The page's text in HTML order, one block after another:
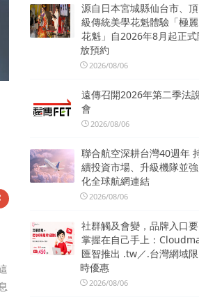
源自日本宮城縣仙台市、頂
級傳統美學花魁體驗「極麗
花魁」自2026年8月起正式
放預約
2026/08/06
遠傳召開2026年第二季法
會
2026/08/06
聯合航空深耕台灣40週年
續投資市場、升級機隊並強
化全球航網連結
2026/08/06
社群觸及會變，品牌入口要
掌握在自己手上：
匯智推出 .tw／.台灣網域限
時優惠
2026/08/06